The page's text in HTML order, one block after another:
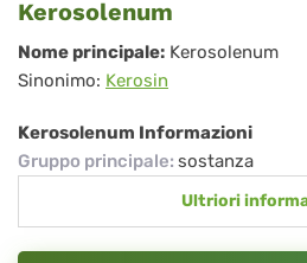
Kerosolenum
Kerosolenum
Nome principale: Kerosolenum
Sinonimo: Kerosin
Kerosolenum Informazioni
Gruppo principale: sostanza
Ultriori